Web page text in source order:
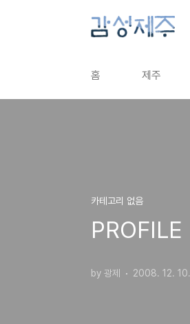
홈 제주
카테고리 없음
PROFILE
by 광제 2008. 12. 10.